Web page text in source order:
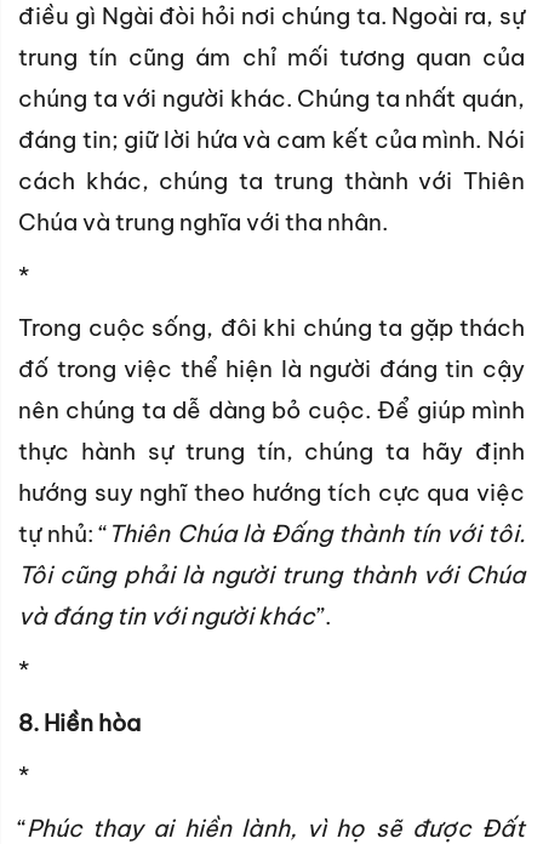
điều gì Ngài đòi hỏi nơi chúng ta. Ngoài ra, sự
trung tín cũng ám chỉ mối tương quan của
chúng ta với người khác. Chúng ta nhất quán,
đáng tin; giữ lời hứa và cam kết của mình. Nói
cách khác, chúng ta trung thành với Thiên
Chúa và trung nghĩa với tha nhân.
*
Trong cuộc sống, đôi khi chúng ta gặp thách
đố trong việc thể hiện là người đáng tin cậy
nên chúng ta dễ dàng bỏ cuộc. Để giúp mình
thực hành sự trung tín, chúng ta hãy định
hướng suy nghĩ theo hướng tích cực qua việc
tự nhủ: “ Thiên Chúa là Đấng thành tín với tôi.
Tôi cũng phải là người trung thành với Chúa
và đáng tin với người khác”.
*
8. Hiền hòa
*
“Phúc thay ai hiền lành, vì họ sẽ được Đất